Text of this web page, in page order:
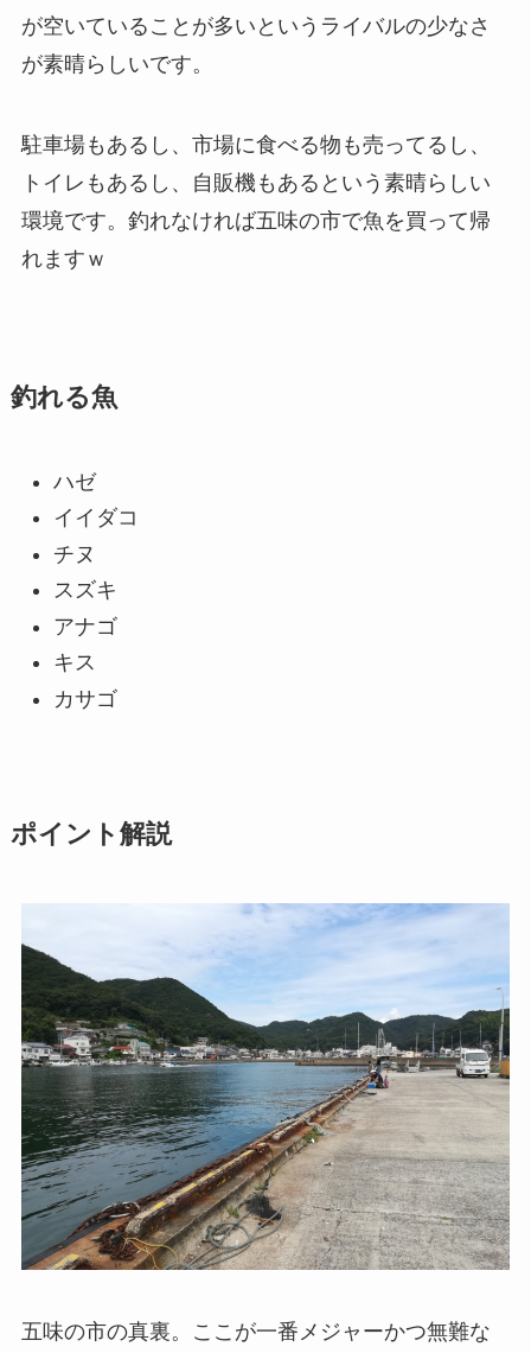
が空いていることが多いというライバルの少なさ
が素晴らしいです。
駐車場もあるし、市場に食べる物も売ってるし、
トイレもあるし、自販機もあるという素晴らしい
環境です。釣れなければ五味の市で魚を買って帰
れますｗ
釣れる魚
ハゼ
イイダコ
チヌ
スズキ
アナゴ
キス
カサゴ
ポイント解説
五味の市の真裏。ここが一番メジャーかつ無難な